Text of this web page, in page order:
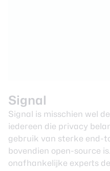
Signal
Signal is misschien wel
iedereen die privacy
gebruik van sterke end-
bovendien open-source
onafhankelijke experts